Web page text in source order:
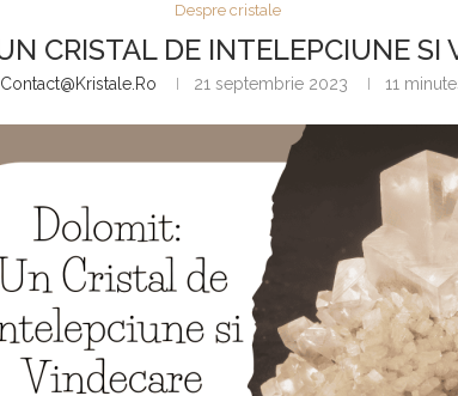
Despre cristale
CRISTAL DE INTELEPCIUNE SI
Contact@kristale.ro 21 septembrie 2023 11